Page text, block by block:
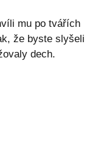
mu po tvářích
že byste slyšeli
dech.